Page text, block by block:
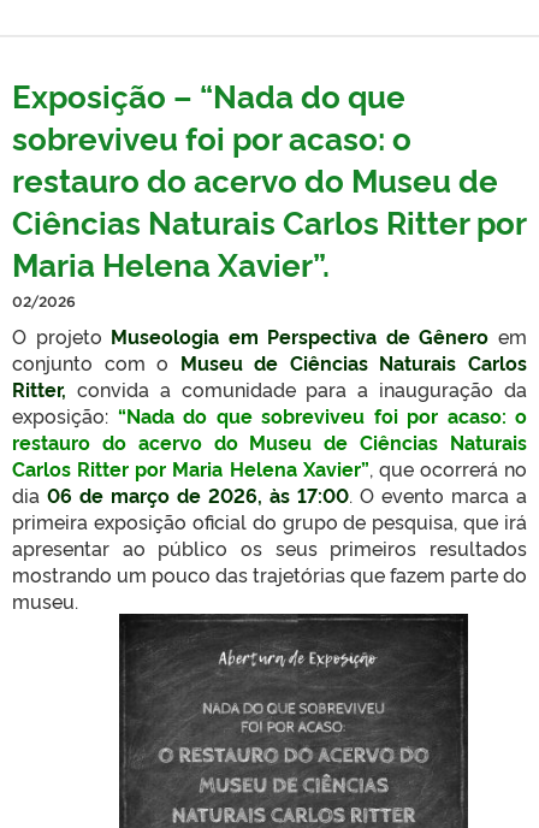
Exposição – “Nada do que
sobreviveu foi por acaso: o
restauro do acervo do Museu de
Ciências Naturais Carlos Ritter por
Maria Helena Xavier”.
02/2026
O projeto Museologia em Perspectiva de Gênero em
conjunto com o Museu de Ciências Naturais Carlos
Ritter, convida a comunidade para a inauguração da
exposição: “Nada do que sobreviveu foi por acaso: o
restauro do acervo do Museu de Ciências Naturais
Carlos Ritter por Maria Helena Xavier”, que ocorrerá no
dia 06 de março de 2026, às 17:00. O evento marca a
primeira exposição oficial do grupo de pesquisa, que irá
apresentar ao público os seus primeiros resultados
mostrando um pouco das trajetórias que fazem parte do
museu.